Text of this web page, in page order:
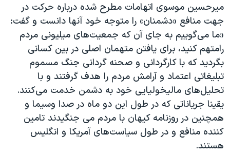
میرحسین موسوی اتهامات مطرح شده درباره حرکت در
جهت منافع «دشمنان» را متوجه خود آنها دانست و گفت:
«ما می‌گوییم به جای آن که جمعیت‌های میلیونی مردم
رامتهم کنید، برای یافتن متهمان اصلی در بین کسانی
بگردید که با کارگردانی و صحنه‌ گردانی جنگ مسموم
تبلیغاتی اعتماد و آرامش مردم را هدف گرفتند و با
تحلیل‌های مالیخولیایی خود به دشمن خدمت می‌کنند.
یقینا جریاناتی که در طول این دو ماه در صدا وسیما و
همچنین در روزنامه کیهان با مردم می‌ جنگیدند تامین
کننده منافع و در طول سیاست‌های آمریکا و انگلیس
هستند.